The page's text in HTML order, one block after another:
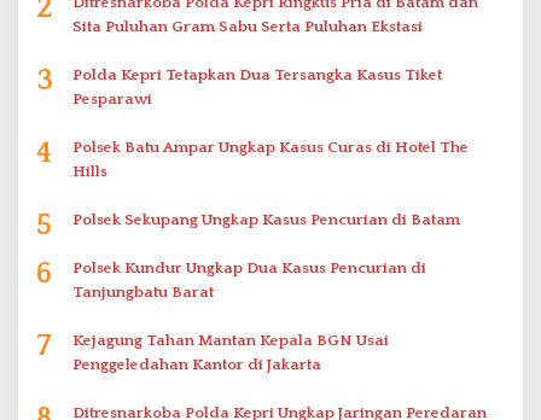
2
Sita Puluhan Gram Sabu Serta Puluhan Ekstasi
3
Polda Kepri Tetapkan Dua Tersangka Kasus Tiket
Pesparawi
4
Polsek Batu Ampar Ungkap Kasus Curas di Hotel The
Hills
5 Polsek Sekupang Ungkap Kasus Pencurian di Batam
6
Polsek Kundur Ungkap Dua Kasus Pencurian di
Tanjungbatu Barat
7
Kejagung Tahan Mantan Kepala BGN Usai
Penggeledahan Kantor di Jakarta
Ditresnarkoba Polda Kepri Ungkap Jaringan Peredaran